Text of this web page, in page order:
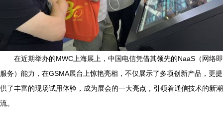
在近期举办的MWC上海展上，中国电信凭借其领先的NaaS（网络即
服务）能力，在GSMA展台上惊艳亮相，不仅展示了多项创新产品，更提
供了丰富的现场试用体验，成为展会的一大亮点，引领着通信技术的新潮
流。